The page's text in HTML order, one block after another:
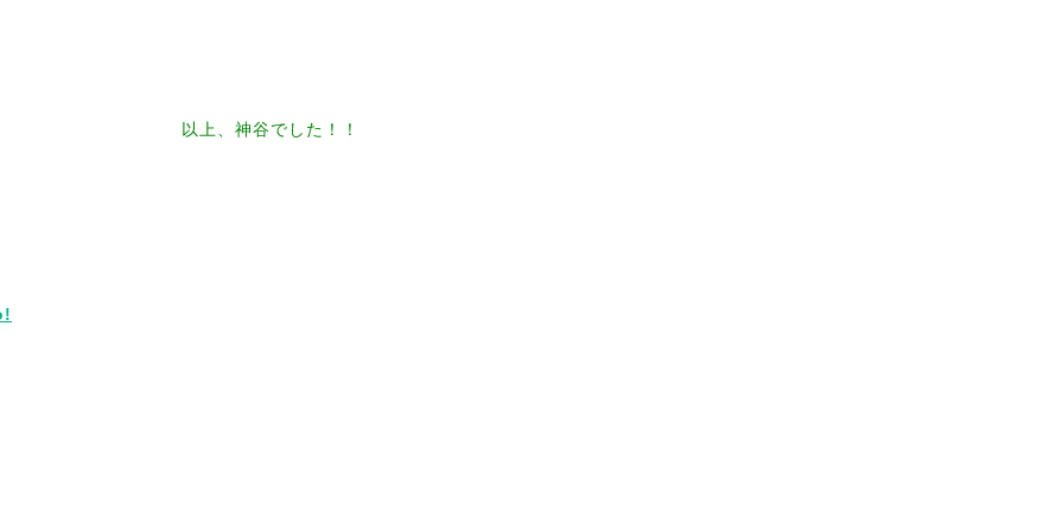
以上、神谷でした！！